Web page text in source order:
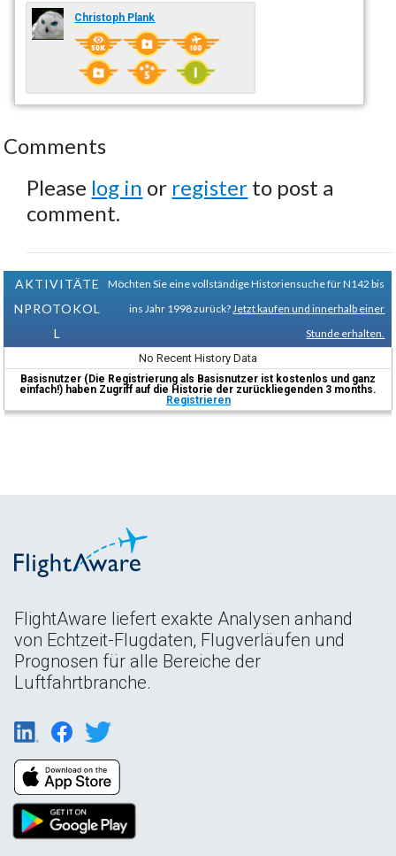
Christoph Plank
Comments
Please log in or register to post a
comment.
AKTIVITÄTE
NPROTOKOL
L
Möchten Sie eine vollständige Historiensuche für N142 bis
ins Jahr 1998 zurück? Jetzt kaufen und innerhalb einer
Stunde erhalten.
No Recent History Data
Basisnutzer (Die Registrierung als Basisnutzer ist kostenlos und ganz
einfach!) haben Zugriff auf die Historie der zurückliegenden 3 months.
Registrieren
FlightAware liefert exakte Analysen anhand
von Echtzeit-Flugdaten, Flugverläufen und
Prognosen für alle Bereiche der
Luftfahrtbranche.